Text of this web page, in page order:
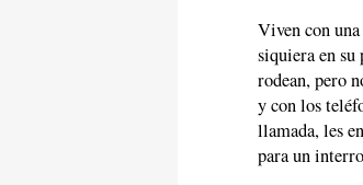
Viven con
siquiera en su
rodean, pero
y con los
llamada, les
para un